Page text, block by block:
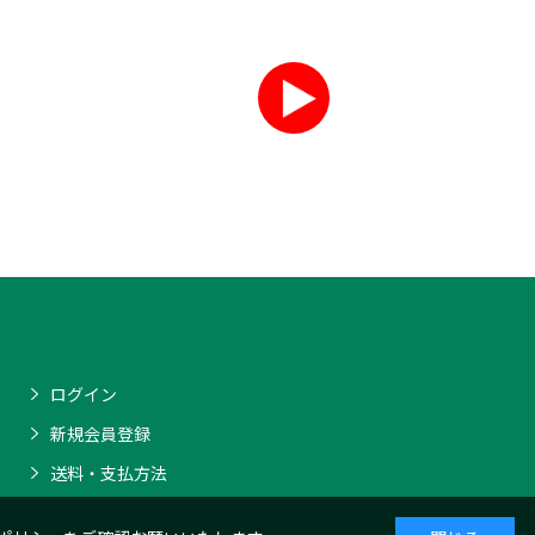
ログイン
新規会員登録
送料・支払方法